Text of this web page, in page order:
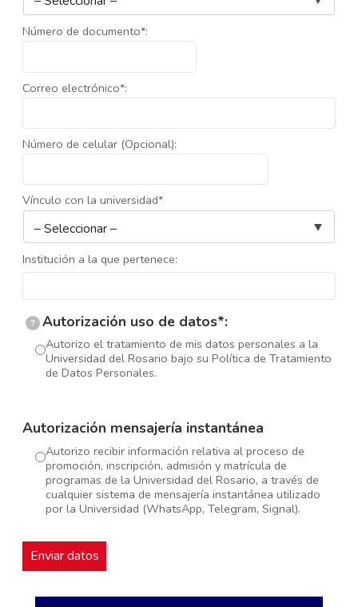
Número de documento*:
Correo electrónico*:
Número de celular (Opcional):
Vínculo con la universidad*
Institución a la que pertenece:
? Autorización uso de datos*:
Autorizo el tratamiento de mis datos personales a la
Universidad del Rosario bajo su Política de Tratamiento
de Datos Personales.
Autorización mensajería instantánea
Autorizo recibir información relativa al proceso de
promoción, inscripción, admisión y matrícula de
programas de la Universidad del Rosario, a través de
cualquier sistema de mensajería instantánea utilizado
por la Universidad (WhatsApp, Telegram, Signal).